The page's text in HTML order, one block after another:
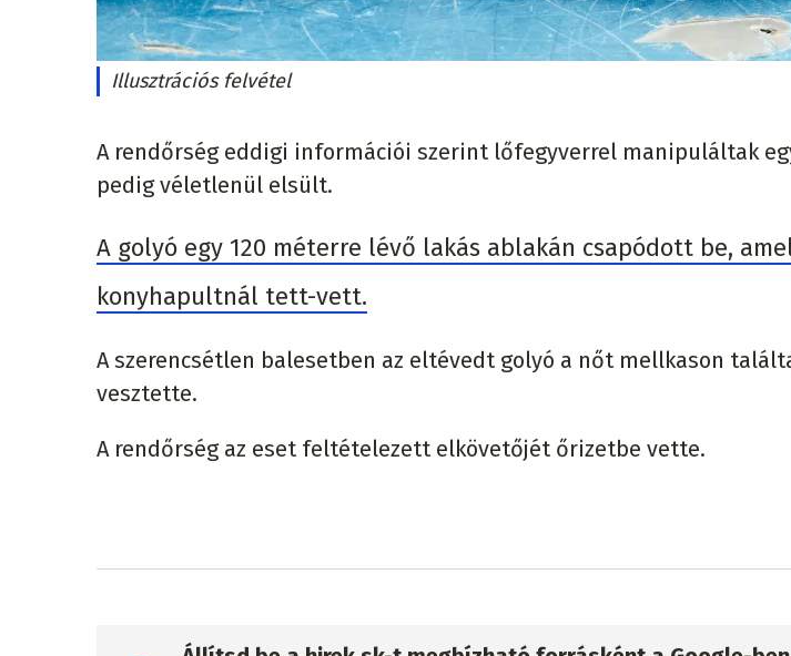
Illusztrációs felvétel
A rendőrség eddigi információi szerint lőfegyverrel manipuláltak
pedig véletlenül elsült.
A golyó egy 120 méterre lévő lakás ablakán csapódott be,
konyhapultnál tett-vett.
A szerencsétlen balesetben az eltévedt golyó a nőt mellkason
vesztette.
A rendőrség az eset feltételezett elkövetőjét őrizetbe vette.